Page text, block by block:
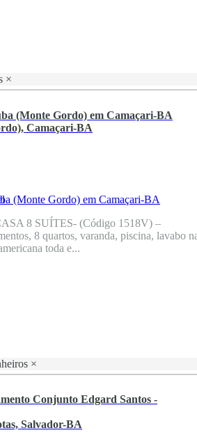
×
(Monte Gordo) em Camaçari-BA
Camaçari-BA
8 SUÍTES- (Código 1518V) –
8 quartos, varanda, piscina, lavabo
toda e...
×
Conjunto Edgard Santos -
Salvador-BA